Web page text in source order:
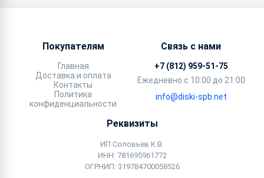
Покупателям
Главная
Доставка и оплата
Контакты
Политика
конфиденциальности
Связь с нами
+7 (812) 959-51-75
Ежедневно с 10:00 до 21:00
info@diski-spb.net
Реквизиты
ИП Соловьев К.В.
ИНН: 781695961772
ОГРНИП: 319784700058526